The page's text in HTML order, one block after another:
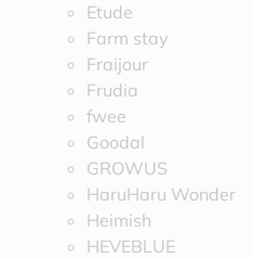
Etude
Farm stay
Fraijour
Frudia
fwee
Goodal
GROWUS
HaruHaru Wonder
Heimish
HEVEBLUE